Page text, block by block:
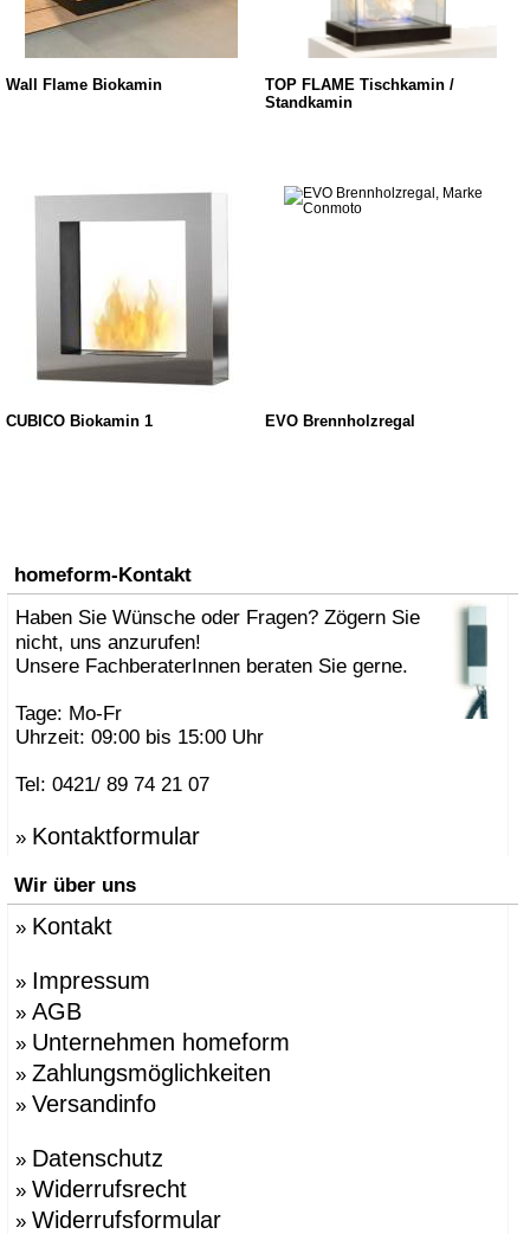
Wall Flame Biokamin
TOP FLAME Tischkamin /
Standkamin
CUBICO Biokamin 1 EVO Brennholzregal
homeform-Kontakt
Haben Sie Wünsche oder Fragen? Zögern Sie
nicht, uns anzurufen!
Unsere FachberaterInnen beraten Sie gerne.
Tage: Mo-Fr
Uhrzeit: 09:00 bis 15:00 Uhr
Tel: 0421/ 89 74 21 07
» Kontaktformular
Wir über uns
» Kontakt
» Impressum
» AGB
» Unternehmen homeform
» Zahlungsmöglichkeiten
» Versandinfo
» Datenschutz
» Widerrufsrecht
» Widerrufsformular